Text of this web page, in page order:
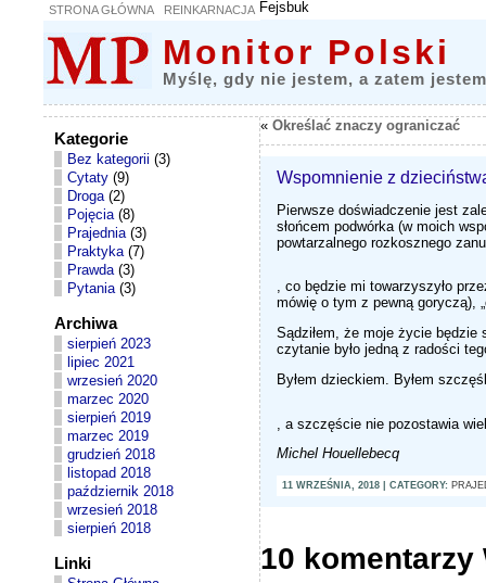
STRONA GŁÓWNA REINKARNACJA Fejsbuk
Monitor Polski
Myślę, gdy nie jestem, a zatem
Kategorie
Bez kategorii (3)
Cytaty (9)
Droga(2)
Pojęcia(8)
Prajednia(3)
Praktyka(7)
Prawda(3)
Pytania(3)
Archiwa
sierpień 2023
lipiec 2021
wrzesień 2020
marzec 2020
sierpień 2019
marzec 2019
grudzień 2018
listopad 2018
październik 2018
wrzesień 2018
sierpień 2018
Linki
«Określać znaczy ograniczać
Wspomnienie z
Pierwsze doświadczenie jest
słońcem podwórka (w moich
powtarzalnego rozkosznego
h
e
o
r
k
o
i
r
o
s
, co będzie mi towarzyszyło
mówię o tym z pewną goryczą),
Sądziłem, że moje życie
czytanie było jedną z radości
Byłem dzieckiem. Byłem
u
a
o
t
, a szczęście nie pozostawia
Michel Houellebecq
11 WRZEŚNIA, 2018 | CATEGORY:
10